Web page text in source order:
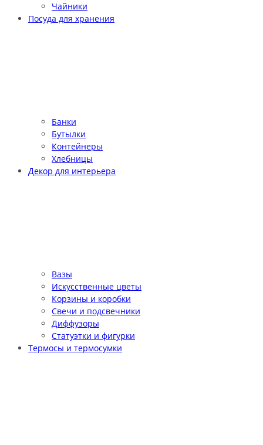
Чайники
Посуда для хранения
Банки
Бутылки
Контейнеры
Хлебницы
Декор для интерьера
Вазы
Искусственные цветы
Корзины и коробки
Свечи и подсвечники
Диффузоры
Статуэтки и фигурки
Термосы и термосумки